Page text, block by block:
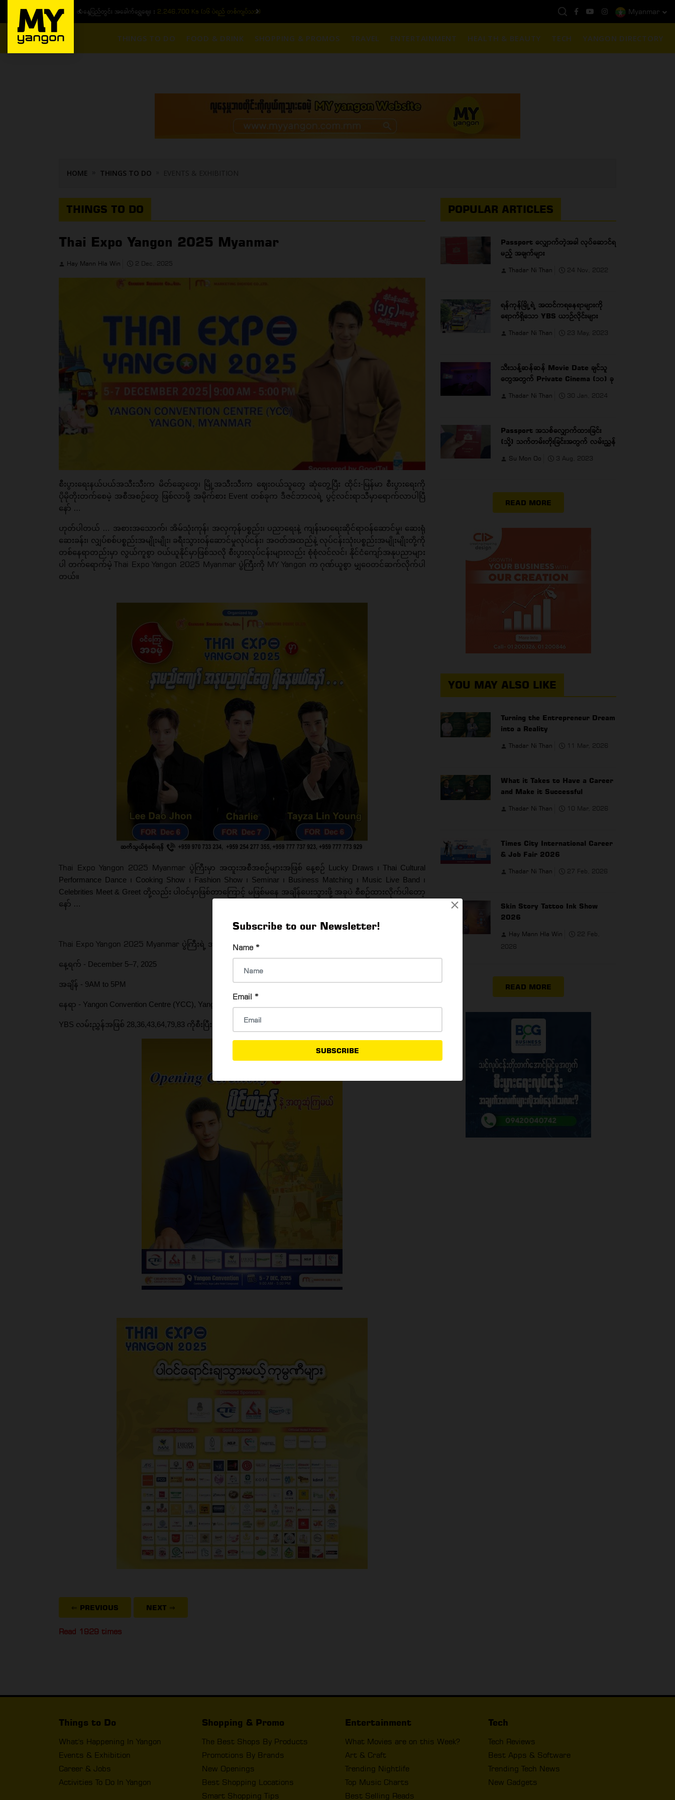
×
Subscribe to our Newsletter!
Name *
Email *
SUBSCRIBE
ယနေ့ပြည်တွင်း ၁၅ ပဲရည်ရွှေဈေး :3,770,000 - ပြင်ပပေါက်စျေး (၁၆ ပဲရည် တစ်ကျပ်သား) $1901 ( တစ်အောင်စလျှင် ) Myanmar
THINGS TO DO FOOD & DRINK SHOPPING & PROMOS TRAVEL ENTERTAINMENT HEALTH & BEAUTY TECH YANGON DIRECTORY
HOME THINGS TO DO EVENTS & EXHIBITION
THINGS TO DO
Thai Expo Yangon 2025 Myanmar
Hay Mann Hla Win 2 Dec, 2025
စီးပွားရေးနယ်ပယ်အသီးသီးက မိတ်ဆွေတွေ၊ မြို့အသီးသီးက ဈေးဝယ်သူတွေ ဆုံတွေ့ပြီး ထိုင်း-မြန်မာ စီးပွားရေးကို
ပိုမိုတိုးတက်စေမဲ့ အစီအစဉ်တွေ ဖြစ်လာဖို့ အမိုက်စား Event တစ်ခုက ဒီဇင်ဘာလရဲ့ ပွင့်လင်းရာသီမှာရောက်လာပါပြီ
နော် …
ဟုတ်ပါတယ် … အစားအသောက်၊ အိမ်သုံးကုန်၊ အလှကုန်ပစ္စည်း၊ ပညာရေးနဲ့ ကျန်းမာရေးဆိုင်ရာဝန်ဆောင်မှု၊ ဆေးရုံ
ဆေးခန်း၊ လျှပ်စစ်ပစ္စည်းအမျိုးမျိုး၊ ခရီးသွားဝန်ဆောင်မှုလုပ်ငန်း၊ အဝတ်အထည်နဲ့ လုပ်ငန်းသုံးပစ္စည်းအမျိုးမျိုးတို့ကို
တစ်နေရာတည်းမှာ လွယ်ကူစွာ ဝယ်ယူနိုင်မှာဖြစ်သလို စီးပွားလုပ်ငန်းများလည်း စုံစုံလင်လင်၊ နိုင်ငံကျော်အနုပညာများ
ပါ တက်ရောက်မဲ့Thai Expo Yangon 2025 Myanmar ပွဲကြီးကို MY Yangon က ဂုဏ်ယူစွာ မျှဝေတင်ဆက်လိုက်ပါ
တယ်။
Thai Expo Yangon 2025 Myanmar ပွဲကြီးမှာ အထူးအစီအစဉ်များအဖြစ် နေ့စဉ် Lucky Draws ၊ Thai Cultural
Performance Dance ၊ Cooking Show ၊ Fashion Show ၊ Seminar ၊ Business Matching ၊ Music Live Band ၊
Celebrities Meet & Greet တို့လည်း ပါဝင်မှာဖြစ်တာကြောင့် မဖြစ်မနေ အချိန်ပေးသွားဖို့ အခုပဲ စီစဉ်ထားလိုက်ပါတော့
နော် …
Thai Expo Yangon 2025 Myanmar ပွဲကြီးရဲ့ အသေးစိတ်အချက်အလက်တွေကတော့ -
နေ့ရက် - December 5–7, 2025
အချိန် - 9AM to 5PM
နေရာ - Yangon Convention Centre (YCC), Yangon, Myanmar (Inyalake Hotel Compound) တို့ဖြစ်ပါတယ်။
YBS လမ်းညွှန်အဖြစ် 28,36,43,64,79,83 ကိုစီးပြီး ကမ္ဘာအေးဘုရားလမ်းမပေါ် (၁၀၆) မှတ်တိုင်မှာ ဆင်းရပါမယ်။
⇐ PREVIOUS NEXT ⇒
Read 1929 times
POPULAR ARTICLES
Passport လျှောက်တဲ့အခါ လုပ်ဆောင်ရ
မည့် အချက်များ
Thadar Ni Than 24 Nov, 2022
ရန်ကုန်မြို့ရဲ့ အထင်ကရနေရာများကို
ရောက်ရှိသော YBS ယာဉ်လိုင်းများ
Thadar Ni Than 23 May, 2023
သီးသန့်ဆန်ဆန် Movie Date ချင်သူ
တွေအတွက် Private Cinema (၁၀) ခု
Thadar Ni Than 30 Jan, 2024
Passport အသစ်လျှောက်ထားခြင်း
(သို့) သက်တမ်းတိုးခြင်းအတွက် လမ်းညွှန်
Su Mon Oo 3 Aug, 2023
READ MORE
YOU MAY ALSO LIKE
Turning the Entrepreneur Dream
into a Reality
Thadar Ni Than 11 Mar, 2026
What it Takes to Have a Career
and Make it Successful
Thadar Ni Than 10 Mar, 2026
Times City International Career
& Job Fair 2026
Thadar Ni Than 27 Feb, 2026
Skin Story Tattoo Ink Show
2026
Hay Mann Hla Win
22 Feb,
2026
READ MORE
Things to Do
What's Happening In Yangon
Events & Exhibition
Career & Jobs
Activities To Do In Yangon
Shopping & Promo
The Best Shops By Products
Promotions By Brands
New Openings
Best Shopping Locations
Smart Shopping Tips
Entertainment
What Movies are on this Week?
Art & Craft
Trending Nightlife
Top Music Charts
Best Selling Reads
Tech
Tech Reviews
Best Apps & Software
Trending Tech News
New Gadgets